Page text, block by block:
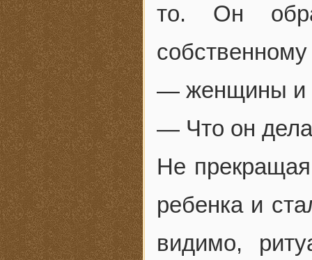
то. Он
— женщины и
— Что он
Не
ребенка и
видимо,